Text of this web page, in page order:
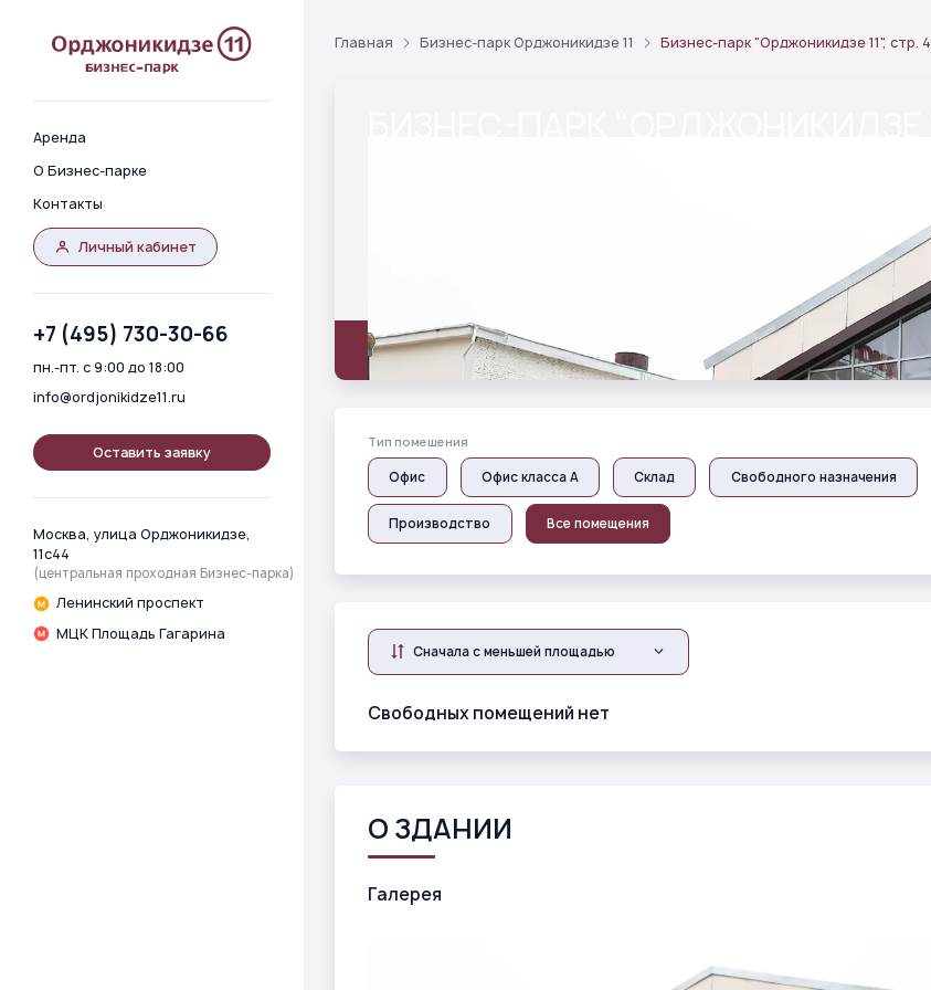
Аренда
О Бизнес-парке
Контакты
Личный кабинет
+7 (495) 730-30-66
пн.-пт. с 9:00 до 18:00
info@ordjonikidze11.ru
Оставить заявку
Москва, улица Орджоникидзе,
11с44
(центральная проходная Бизнес-парка)
Ленинский проспект
МЦК Площадь Гагарина
Главная Бизнес-парк Орджоникидзе 11 Бизнес-парк "Орджоникидзе 11", стр. 4
Описание Галерея Характеристики
Тип помещения
Oфис Офис класса А Склад Свободного назначения
Производство Все помещения
Сначала с меньшей площадью
Свободных помещений нет
О ЗДАНИИ
Галерея